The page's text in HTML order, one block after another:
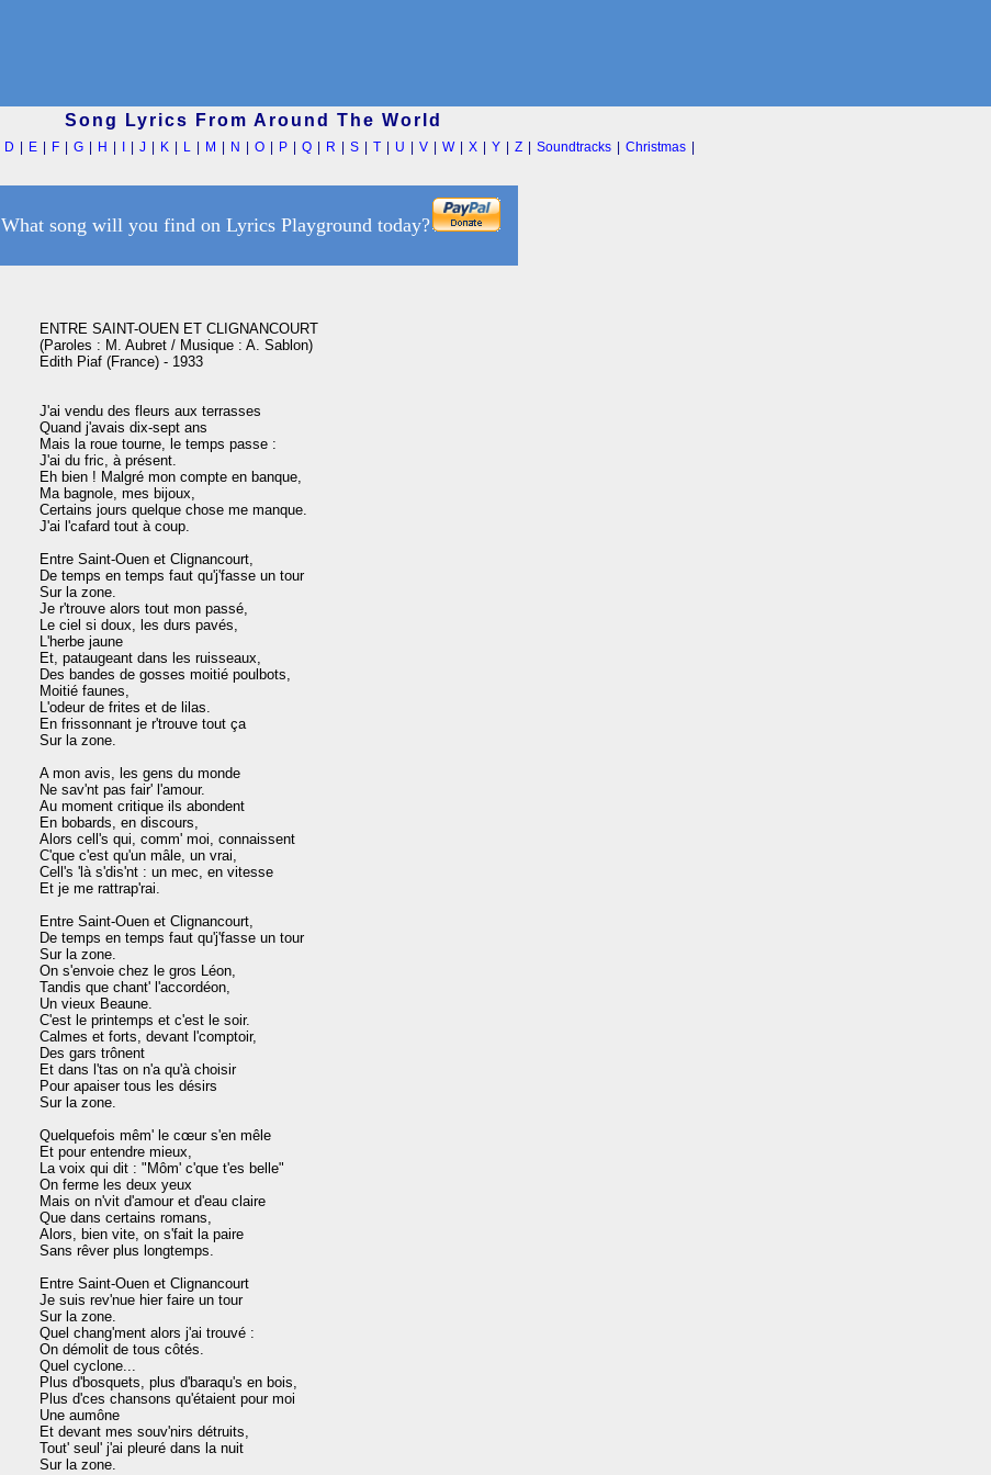
Song Lyrics From Around The World
D E| F| G| H J| K| L| M N O| P| Q| R S| T| U V| W| X| Y| Z| Soundtracks| Christmas|
What song will you find on Lyrics Playground today?
ENTRE SAINT-OUEN ET CLIGNANCOURT
(Paroles : M. Aubret / Musique : A. Sablon)
Edith Piaf (France) - 1933
J'ai vendu des fleurs aux terrasses
Quand j'avais dix-sept ans
Mais la roue tourne, le temps passe :
J'ai du fric, à présent.
Eh bien ! Malgré mon compte en banque,
Ma bagnole, mes bijoux,
Certains jours quelque chose me manque.
J'ai l'cafard tout à coup.
Entre Saint-Ouen et Clignancourt,
De temps en temps faut qu'j'fasse un tour
Sur la zone.
Je r'trouve alors tout mon passé,
Le ciel si doux, les durs pavés,
L'herbe jaune
Et, pataugeant dans les ruisseaux,
Des bandes de gosses moitié poulbots,
Moitié faunes,
L'odeur de frites et de lilas.
En frissonnant je r'trouve tout ça
Sur la zone.
A mon avis, les gens du monde
Ne sav'nt pas fair' l'amour.
Au moment critique ils abondent
En bobards, en discours,
Alors cell's qui, comm' moi, connaissent
C'que c'est qu'un mâle, un vrai,
Cell's 'là s'dis'nt : un mec, en vitesse
Et je me rattrap'rai.
Entre Saint-Ouen et Clignancourt,
De temps en temps faut qu'j'fasse un tour
Sur la zone.
On s'envoie chez le gros Léon,
Tandis que chant' l'accordéon,
Un vieux Beaune.
C'est le printemps et c'est le soir.
Calmes et forts, devant l'comptoir,
Des gars trônent
Et dans l'tas on n'a qu'à choisir
Pour apaiser tous les désirs
Sur la zone.
Quelquefois mêm' le cœur s'en mêle
Et pour entendre mieux,
La voix qui dit : "Môm' c'que t'es belle"
On ferme les deux yeux
Mais on n'vit d'amour et d'eau claire
Que dans certains romans,
Alors, bien vite, on s'fait la paire
Sans rêver plus longtemps.
Entre Saint-Ouen et Clignancourt
Je suis rev'nue hier faire un tour
Sur la zone.
Quel chang'ment alors j'ai trouvé :
On démolit de tous côtés.
Quel cyclone...
Plus d'bosquets, plus d'baraqu's en bois,
Plus d'ces chansons qu'étaient pour moi
Une aumône
Et devant mes souv'nirs détruits,
Tout' seul' j'ai pleuré dans la nuit